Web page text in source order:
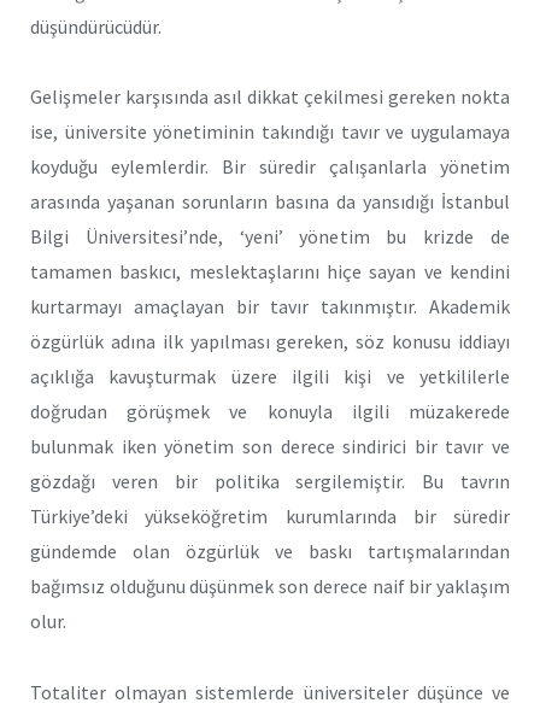
düşündürücüdür.
Gelişmeler karşısında asıl dikkat çekilmesi gereken nokta
ise, üniversite yönetiminin takındığı tavır ve uygulamaya
koyduğu eylemlerdir. Bir süredir çalışanlarla yönetim
arasında yaşanan sorunların basına da yansıdığı İstanbul
Bilgi Üniversitesi’nde, ‘yeni’ yönetim bu krizde de
tamamen baskıcı, meslektaşlarını hiçe sayan ve kendini
kurtarmayı amaçlayan bir tavır takınmıştır. Akademik
özgürlük adına ilk yapılması gereken, söz konusu iddiayı
açıklığa kavuşturmak üzere ilgili kişi ve yetkililerle
doğrudan görüşmek ve konuyla ilgili müzakerede
bulunmak iken yönetim son derece sindirici bir tavır ve
gözdağı veren bir politika sergilemiştir. Bu tavrın
Türkiye’deki yükseköğretim kurumlarında bir süredir
gündemde olan özgürlük ve baskı tartışmalarından
bağımsız olduğunu düşünmek son derece naif bir yaklaşım
olur.
Totaliter olmayan sistemlerde üniversiteler düşünce ve